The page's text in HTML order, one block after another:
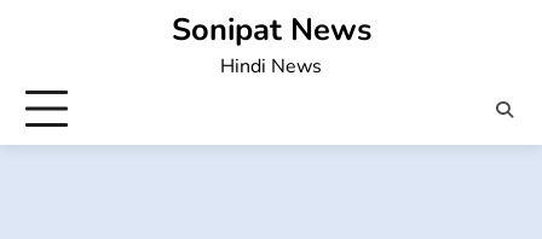
Sonipat News
Hindi News